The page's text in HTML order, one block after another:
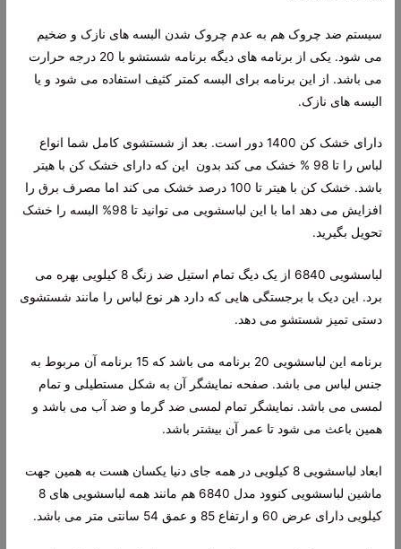
سیستم ضد چروک هم به عدم چروک شدن البسه های نازک و ضخیم
می شود. یکی از برنامه های دیگه برنامه شستشو با 20 درجه حرارت
می باشد. از این برنامه برای البسه کمتر کثیف استفاده می شود و یا
البسه های نازک.
دارای خشک کن 1400 دور است. بعد از شستشوی کامل شما انواع
لباس را تا 98 % خشک می کند بدون این که دارای خشک کن با هیتر
باشد. خشک کن با هیتر تا 100 درصد خشک می کند اما مصرف برق را
افزایش می دهد اما با این لباسشویی می توانید تا 98% البسه را خشک
تحویل بگیرید.
لباسشویی 6840 از یک دیگ تمام استیل ضد زنگ 8 کیلویی بهره می
برد. این دیک با برجستگی هایی که دارد هر نوع لباس را مانند شستشوی
دستی تمیز شستشو می دهد.
برنامه این لباسشویی 20 برنامه می باشد که 15 برنامه آن مربوط به
جنس لباس می باشد. صفحه نمایشگر آن به شکل مستطیلی و تمام
لمسی می باشد. نمایشگر تمام لمسی ضد گرما و ضد آب می باشد و
همین باعث می شود تا عمر آن بیشتر باشد.
ابعاد لباسشویی 8 کیلویی در همه جای دنیا یکسان هست به همین جهت
ماشین لباسشویی کنوود مدل 6840 هم مانند همه لباسشویی های 8
کیلویی دارای عرض 60 و ارتفاع 85 و عمق 54 سانتی متر می باشد.